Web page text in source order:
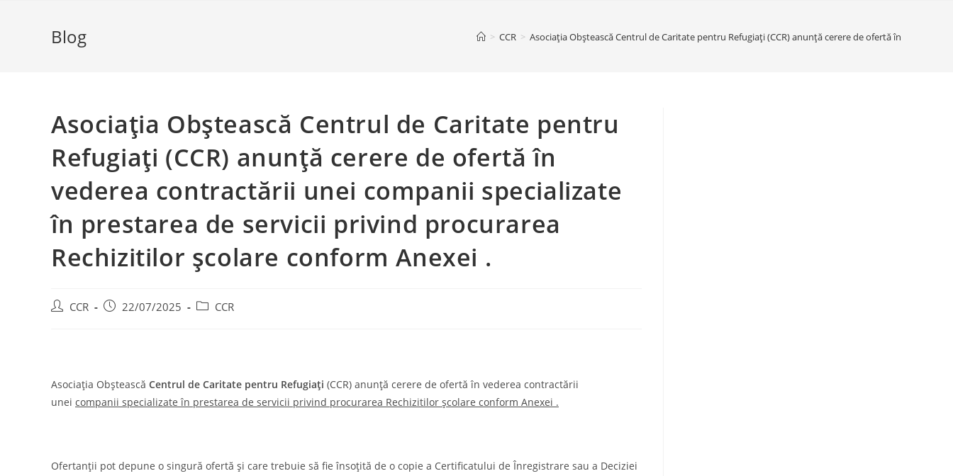
Blog > CCR > Asociația Obștească Centrul de Caritate pentru Refugiați (CCR) anunță cerere de ofertă în vederea
Asociația Obștească Centrul de Caritate pentru
Refugiați (CCR) anunță cerere de ofertă în
vederea contractării unei companii specializate
în prestarea de servicii privind procurarea
Rechizitilor școlare conform Anexei .
CCR 22/07/2025 CCR
Asociația Obștească Centrul de Caritate pentru Refugiați (CCR) anunță cerere de ofertă în vederea contractării
unei companii specializate în prestarea de servicii privind procurarea Rechizitilor școlare conform Anexei .
Ofertanții pot depune o singură ofertă și care trebuie să fie însoțită de o copie a Certificatului de Înregistrare sau a Deciziei